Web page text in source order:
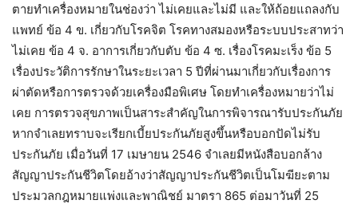
ตายทำเครื่องหมายในช่องว่า ไม่เคยและไม่มี และให้ถ้อยแถลงกับ
แพทย์ ข้อ 4 ข. เกี่ยวกับโรคจิต โรคทางสมองหรือระบบประสาทว่า
ไม่เคย ข้อ 4 จ. อาการเกี่ยวกับตับ ข้อ 4 ซ. เรื่องโรคมะเร็ง ข้อ 5
เรื่องประวัติการรักษาในระยะเวลา 5 ปีที่ผ่านมาเกี่ยวกับเรื่องการ
ผ่าตัดหรือการตรวจด้วยเครื่องมือพิเศษ โดยทำเครื่องหมายว่าไม่
เคย การตรวจสุขภาพเป็นสาระสำคัญในการพิจารณารับประกันภัย
หากจำเลยทราบจะเรียกเบี้ยประกันภัยสูงขึ้นหรือบอกปัดไม่รับ
ประกันภัย เมื่อวันที่ 17 เมษายน 2546 จำเลยมีหนังสือบอกล้าง
สัญญาประกันชีวิตโดยอ้างว่าสัญญาประกันชีวิตเป็นโมฆียะตาม
ประมวลกฎหมายแพ่งและพาณิชย์ มาตรา 865 ต่อมาวันที่ 25